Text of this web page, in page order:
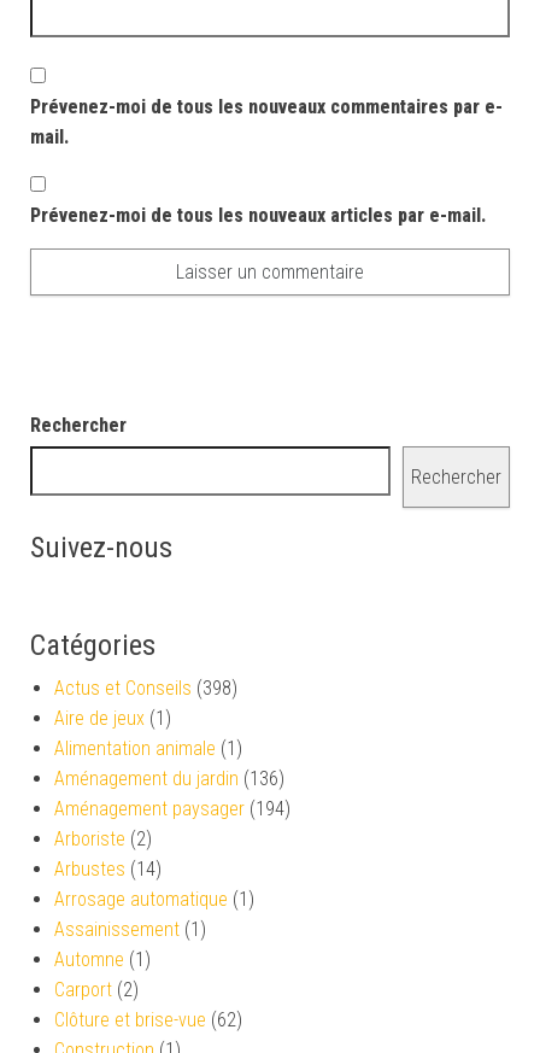
Prévenez-moi de tous les nouveaux commentaires par e-
mail.
Prévenez-moi de tous les nouveaux articles par e-mail.
Rechercher
Rechercher
Suivez-nous
Catégories
Actus et Conseils (398)
Aire de jeux (1)
Alimentation animale (1)
Aménagement du jardin (136)
Aménagement paysager (194)
Arboriste (2)
Arbustes (14)
Arrosage automatique (1)
Assainissement (1)
Automne (1)
Carport (2)
Clôture et brise-vue (62)